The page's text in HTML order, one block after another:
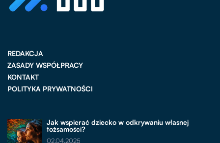
REDAKCJA
ZASADY WSPÓŁPRACY
KONTAKT
POLITYKA PRYWATNOŚCI
Jak wspierać dziecko w odkrywaniu własnej
tożsamości?
02.04.2025